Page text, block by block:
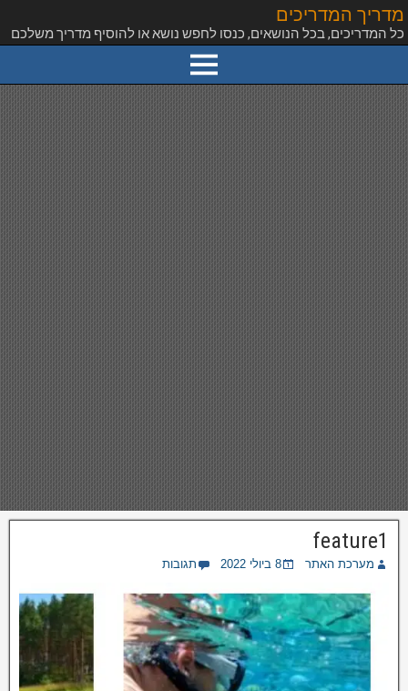
מדריך המדריכים
כל המדריכים, בכל הנושאים, כנסו לחפש נושא או להוסיף מדריך משלכם
feature1
מערכת האתר 8 ביולי 2022 תגובות